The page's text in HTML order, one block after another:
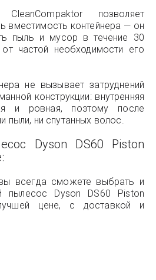
позволяет
вместимость контейнера — он
пыль и мусор в течение 30
частой необходимости его
не вызывает затруднений
конструкции: внутренняя
и ровная, поэтому после
пыли, ни спутанных волос.
Dyson DS60 Piston
:
всегда сможете выбрать и
пылесос Dyson DS60 Piston
цене, с доставкой и